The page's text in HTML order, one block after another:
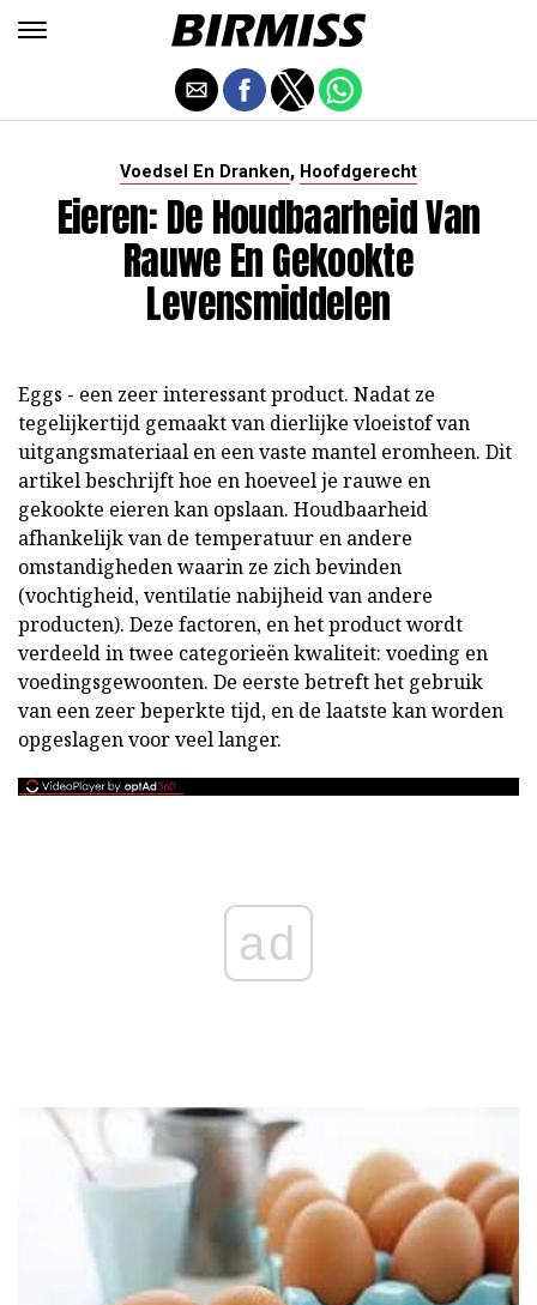
Voedsel En Dranken, Hoofdgerecht
Eieren: De Houdbaarheid Van
Rauwe En Gekookte
Levensmiddelen
Eggs - een zeer interessant product. Nadat ze
tegelijkertijd gemaakt van dierlijke vloeistof van
uitgangsmateriaal en een vaste mantel eromheen. Dit
artikel beschrijft hoe en hoeveel je rauwe en
gekookte eieren kan opslaan. Houdbaarheid
afhankelijk van de temperatuur en andere
omstandigheden waarin ze zich bevinden
(vochtigheid, ventilatie nabijheid van andere
producten). Deze factoren, en het product wordt
verdeeld in twee categorieën kwaliteit: voeding en
voedingsgewoonten. De eerste betreft het gebruik
van een zeer beperkte tijd, en de laatste kan worden
opgeslagen voor veel langer.
ad